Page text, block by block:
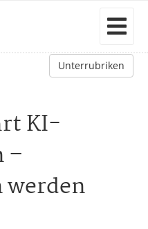
Unterrubriken
KI-
–